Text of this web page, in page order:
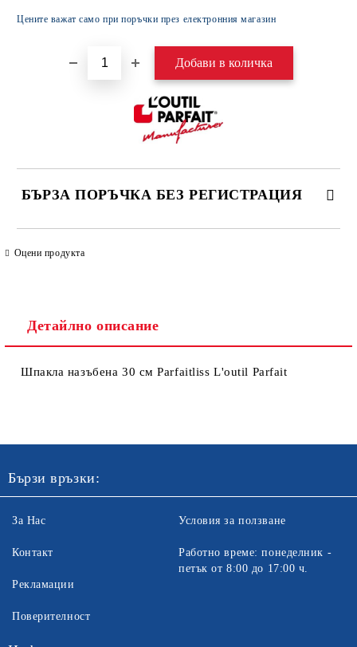
Цените важат само при поръчки през електронния магазин
БЪРЗА ПОРЪЧКА БЕЗ РЕГИСТРАЦИЯ
Оцени продукта
Детайлно описание
Шпакла назъбена 30 см Parfaitliss L'outil Parfait
Бързи връзки:
За Нас
Контакт
Рекламации
Поверителност
Условия за ползване
Работно време: понеделник -
петък от 8:00 до 17:00 ч.